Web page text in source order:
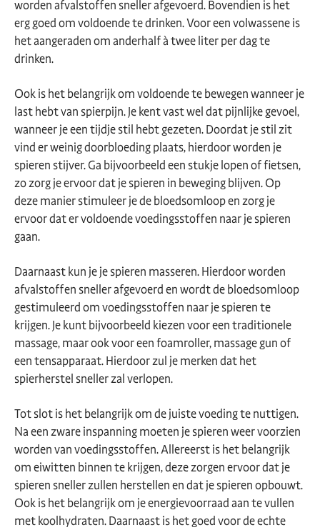
worden afvalstoffen sneller afgevoerd. Bovendien is het
erg goed om voldoende te drinken. Voor een volwassene is
het aangeraden om anderhalf à twee liter per dag te
drinken.
Ook is het belangrijk om voldoende te bewegen wanneer je
last hebt van spierpijn. Je kent vast wel dat pijnlijke gevoel,
wanneer je een tijdje stil hebt gezeten. Doordat je stil zit
vind er weinig doorbloeding plaats, hierdoor worden je
spieren stijver. Ga bijvoorbeeld een stukje lopen of fietsen,
zo zorg je ervoor dat je spieren in beweging blijven. Op
deze manier stimuleer je de bloedsomloop en zorg je
ervoor dat er voldoende voedingsstoffen naar je spieren
gaan.
Daarnaast kun je je spieren masseren. Hierdoor worden
afvalstoffen sneller afgevoerd en wordt de bloedsomloop
gestimuleerd om voedingsstoffen naar je spieren te
krijgen. Je kunt bijvoorbeeld kiezen voor een traditionele
massage, maar ook voor een foamroller, massage gun of
een tensapparaat. Hierdoor zul je merken dat het
spierherstel sneller zal verlopen.
Tot slot is het belangrijk om de juiste voeding te nuttigen.
Na een zware inspanning moeten je spieren weer voorzien
worden van voedingsstoffen. Allereerst is het belangrijk
om eiwitten binnen te krijgen, deze zorgen ervoor dat je
spieren sneller zullen herstellen en dat je spieren opbouwt.
Ook is het belangrijk om je energievoorraad aan te vullen
met koolhydraten. Daarnaast is het goed voor de echte